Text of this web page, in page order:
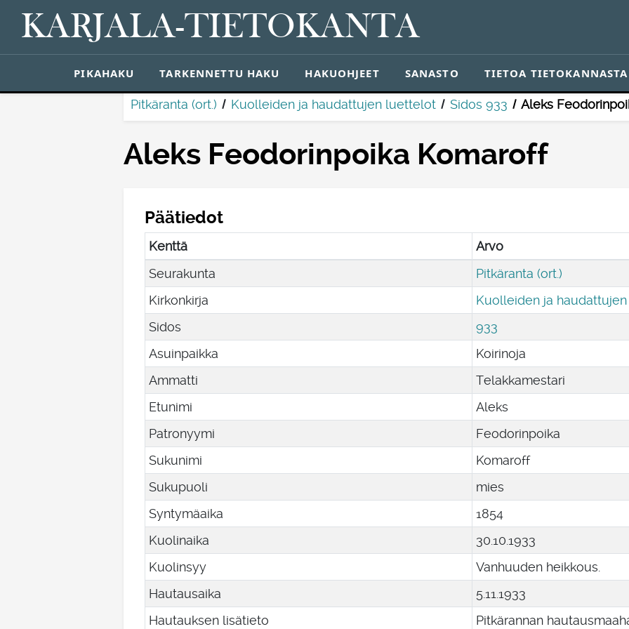
KARJALA-TIETOKANTA
PIKAHAKU TARKENNETTU HAKU HAKUOHJEET SANASTO TIETOA TIETOKANNASTA
Pitkäranta (ort.) Kuolleiden ja haudattujen luettelot Sidos 933 Aleks
Aleks Feodorinpoika Komaroff
Päätiedot
Kenttä
Arvo
Seurakunta
Pitkäranta (ort.)
Kirkonkirja
Kuolleiden ja
Sidos
933
Asuinpaikka
Koirinoja
Ammatti
Telakkamestari
Etunimi
Aleks
Patronyymi
Feodorinpoika
Sukunimi
Komaroff
Sukupuoli
mies
Syntymäaika
1854
Kuolinaika
30.10.1933
Kuolinsyy
Vanhuuden heikkous.
Hautausaika
5.11 .1933
Hautauksen lisätieto
Pitkärannan